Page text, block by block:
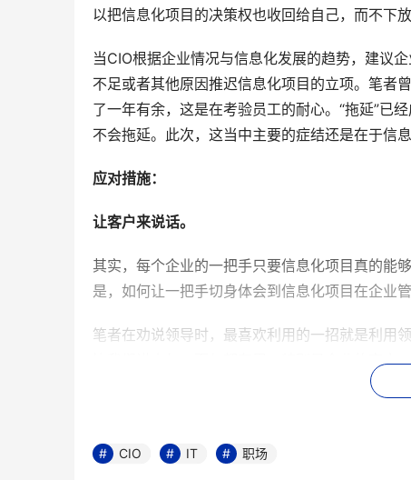
以把信息化项目的决策权也收回给自己，而不下放
当CIO根据企业情况与信息化发展的趋势，建议
不足或者其他原因推迟信息化项目的立项。笔者
了一年有余，这是在考验员工的耐心。“拖延”已
不会拖延。此次，这当中主要的症结还是在于信
应对措施：
让客户来说话。
其实，每个企业的一把手只要信息化项目真的能
是，如何让一把手切身体会到信息化项目在企业
笔者在劝说领导时，最喜欢利用的一招就是利用
比我们讲十句、百句都有用，特别是企业的客户
我就会去打听，企业现在的客户，有哪几家上了
CIO IT 职场